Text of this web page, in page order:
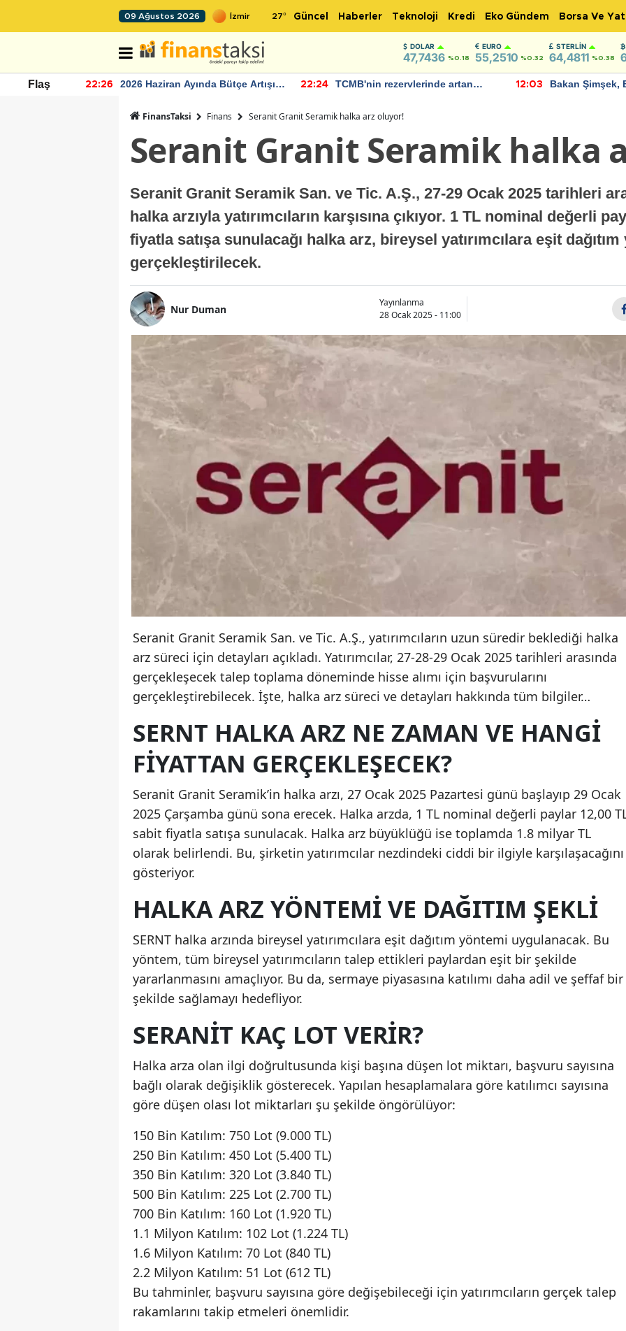
09 Ağustos 2026 27° Güncel Haberler Teknoloji Kredi Eko Gündem Borsa Ve
DOLAR
47,7436 %0.18
EURO
55,2510 %0.32
STERLIN
64,4811 %0.38
Flaş 22:26
2026 Haziran Ayında Bütçe Artışı
22:24
TCMB'nin rezervlerinde artan
12:03
Bakan Şimşek,
FinansTaksi Finans Seranit Granit Seramik halka arz oluyor!
Seranit Granit Seramik halka
Seranit Granit Seramik San. ve Tic. A.Ş., 27-29 Ocak 2025 tarihleri
halka arzıyla yatırımcıların karşısına çıkıyor. 1 TL nominal değerli
fiyatla satışa sunulacağı halka arz, bireysel yatırımcılara eşit
gerçekleştirilecek.
Nur Duman
Yayınlanma
28 Ocak 2025 - 11:00
Seranit Granit Seramik San. ve Tic. A.Ş., yatırımcıların uzun süredir beklediği halka
arz süreci için detayları açıkladı. Yatırımcılar, 27-28-29 Ocak 2025 tarihleri arasında
gerçekleşecek talep toplama döneminde hisse alımı için başvurularını
gerçekleştirebilecek. İşte, halka arz süreci ve detayları hakkında tüm bilgiler…
SERNT HALKA ARZ NE ZAMAN VE HANGİ
FİYATTAN GERÇEKLEŞECEK?
Seranit Granit Seramik’in halka arzı, 27 Ocak 2025 Pazartesi günü başlayıp 29 Ocak
2025 Çarşamba günü sona erecek. Halka arzda, 1 TL nominal değerli paylar 12,00
sabit fiyatla satışa sunulacak. Halka arz büyüklüğü ise toplamda 1.8 milyar TL
olarak belirlendi. Bu, şirketin yatırımcılar nezdindeki ciddi bir ilgiyle karşılaşacağını
gösteriyor.
HALKA ARZ YÖNTEMİ VE DAĞITIM ŞEKLİ
SERNT halka arzında bireysel yatırımcılara eşit dağıtım yöntemi uygulanacak. Bu
yöntem, tüm bireysel yatırımcıların talep ettikleri paylardan eşit bir şekilde
yararlanmasını amaçlıyor. Bu da, sermaye piyasasına katılımı daha adil ve şeffaf bir
şekilde sağlamayı hedefliyor.
SERANİT KAÇ LOT VERİR?
Halka arza olan ilgi doğrultusunda kişi başına düşen lot miktarı, başvuru sayısına
bağlı olarak değişiklik gösterecek. Yapılan hesaplamalara göre katılımcı sayısına
göre düşen olası lot miktarları şu şekilde öngörülüyor:
150 Bin Katılım: 750 Lot (9.000 TL)
250 Bin Katılım: 450 Lot (5.400 TL)
350 Bin Katılım: 320 Lot (3.840 TL)
500 Bin Katılım: 225 Lot (2.700 TL)
700 Bin Katılım: 160 Lot (1.920 TL)
1.1 Milyon Katılım: 102 Lot (1.224 TL)
1.6 Milyon Katılım: 70 Lot (840 TL)
2.2 Milyon Katılım: 51 Lot (612 TL)
Bu tahminler, başvuru sayısına göre değişebileceği için yatırımcıların gerçek talep
rakamlarını takip etmeleri önemlidir.